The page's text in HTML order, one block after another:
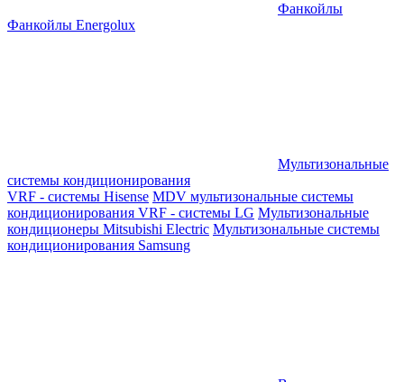
Фанкойлы
Фанкойлы Energolux
Мультизональные
системы кондиционирования
VRF - системы Hisense MDV мультизональные системы
кондиционирования VRF - системы LG Мультизональные
кондиционеры Mitsubishi Electric Мультизональные системы
кондиционирования Samsung